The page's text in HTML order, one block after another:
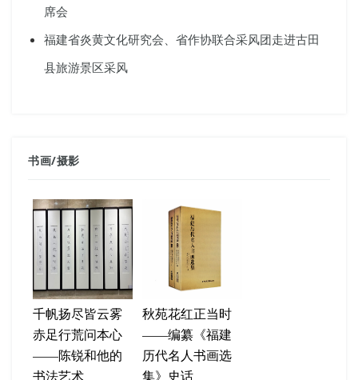
席会
福建省炎黄文化研究会、省作协联合采风团走进古田
县旅游景区采风
书画/摄影
千帆扬尽皆云雾
赤足行荒问本心
——陈锐和他的
书法艺术
秋苑花红正当时
——编纂《福建
历代名人书画选
集》史话